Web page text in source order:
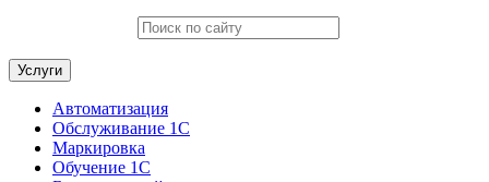
Услуги
Автоматизация
Обслуживание 1С
Маркировка
Обучение 1С